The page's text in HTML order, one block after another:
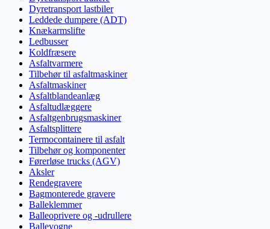
Dyretransport lastbiler
Leddede dumpere (ADT)
Knækarmslifte
Ledbusser
Koldfræsere
Asfaltvarmere
Tilbehør til asfaltmaskiner
Asfaltmaskiner
Asfaltblandeanlæg
Asfaltudlæggere
Asfaltgenbrugsmaskiner
Asfaltsplittere
Termocontainere til asfalt
Tilbehør og komponenter
Førerløse trucks (AGV)
Aksler
Rendegravere
Bagmonterede gravere
Balleklemmer
Balleoprivere og -udrullere
Ballevogne